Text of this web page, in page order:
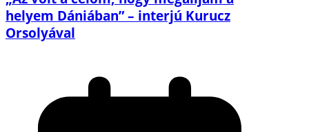
helyem Dániában” – interjú Kurucz
Orsolyával